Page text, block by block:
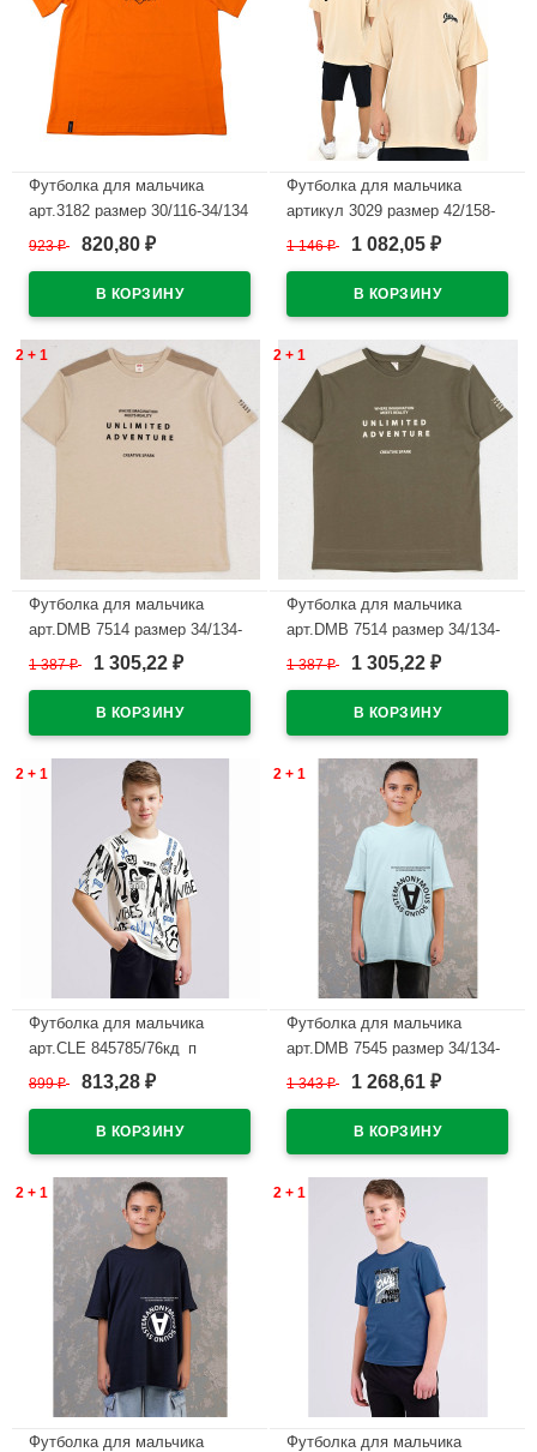
Футболка для мальчика
арт.3182 размер 30/116-34/134
цвет оранжевый
923₽ 820,80 ₽
Футболка для мальчика
артикул 3029 размер 42/158-
46/170 цвет бежевый
1 146₽ 1 082,05 ₽
2 + 1
Футболка для мальчика
арт.DMB 7514 размер 34/134-
44/164 цвет крем
1 387₽ 1 305,22 ₽
2 + 1
Футболка для мальчика
арт.DMB 7514 размер 34/134-
44/164 цвет хаки
1 387₽ 1 305,22 ₽
2 + 1
Футболка для мальчика
арт.CLE 845785/76кд_п
размер 34/134-42/158 цвет
899₽ 813,28 ₽
2 + 1
Футболка для мальчика
арт.DMB 7545 размер 34/134-
44/164 цвет минт
1 343₽ 1 268,61 ₽
2 + 1
Футболка для мальчика
2 + 1
Футболка для мальчика